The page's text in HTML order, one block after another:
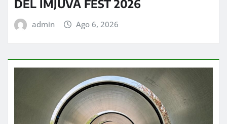
DEL IMJUVA FEST 2026
admin Ago 6, 2026